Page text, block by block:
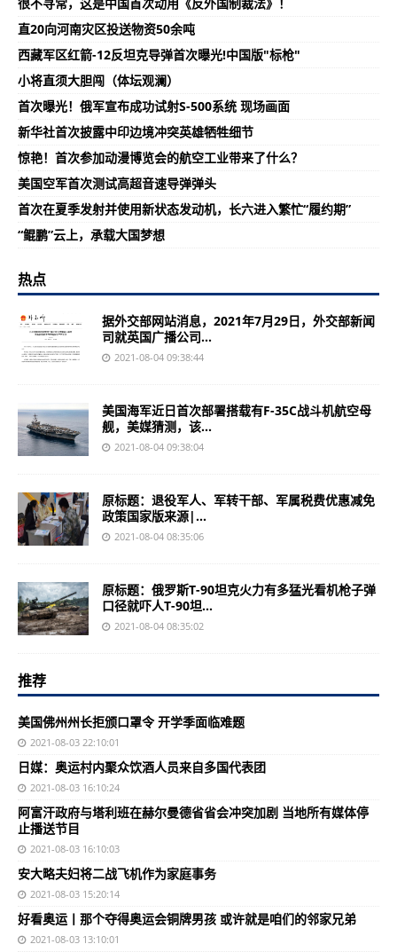
直20向河南灾区投送物资50余吨
西藏军区红箭-12反坦克导弹首次曝光!中国版"标枪"
小将直须大胆闯（体坛观澜）
首次曝光！俄军宣布成功试射S-500系统 现场画面
新华社首次披露中印边境冲突英雄牺牲细节
惊艳！首次参加动漫博览会的航空工业带来了什么？
美国空军首次测试高超音速导弹弹头
首次在夏季发射并使用新状态发动机，长六进入繁忙“履约期”
“鲲鹏”云上，承载大国梦想
热点
据外交部网站消息，2021年7月29日，外交部新闻
司就英国广播公司...
2021-08-04 09:38:44
美国海军近日首次部署搭载有F-35C战斗机航空母
舰，美媒猜测，该...
2021-08-04 09:38:04
原标题：退役军人、军转干部、军属税费优惠减免
政策国家版来源|...
2021-08-04 08:35:06
原标题：俄罗斯T-90坦克火力有多猛光看机枪子弹
口径就吓人T-90坦...
2021-08-04 08:35:02
推荐
美国佛州州长拒颁口罩令 开学季面临难题
2021-08-03 22:10:01
日媒：奥运村内聚众饮酒人员来自多国代表团
2021-08-03 16:10:24
阿富汗政府与塔利班在赫尔曼德省省会冲突加剧 当地所有媒体停
止播送节目
2021-08-03 16:10:03
安大略夫妇将二战飞机作为家庭事务
2021-08-03 15:20:14
好看奥运丨那个夺得奥运会铜牌男孩 或许就是咱们的邻家兄弟
2021-08-03 13:10:01